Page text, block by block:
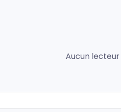
Aucun